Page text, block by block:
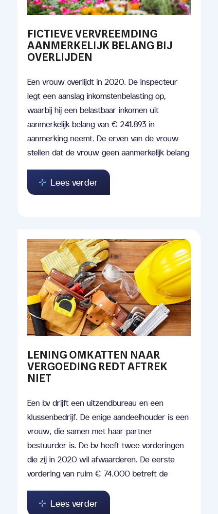
FICTIEVE VERVREEMDING
AANMERKELIJK BELANG BIJ
OVERLIJDEN
Een vrouw overlijdt in 2020. De inspecteur
legt een aanslag inkomstenbelasting op,
waarbij hij een belastbaar inkomen uit
aanmerkelijk belang van € 241.893 in
aanmerking neemt. De erven van de vrouw
stellen dat de vrouw geen aanmerkelijk belang
Lees verder
LENING OMKATTEN NAAR
VERGOEDING REDT AFTREK
NIET
Een bv drijft een uitzendbureau en een
klussenbedrijf. De enige aandeelhouder is een
vrouw, die samen met haar partner
bestuurder is. De bv heeft twee vorderingen
die zij in 2020 wil afwaarderen. De eerste
vordering van ruim € 74.000 betreft de
Lees verder